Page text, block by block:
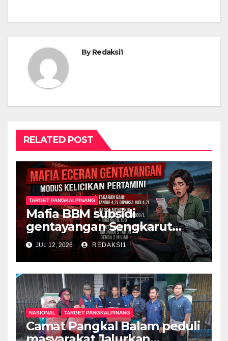
ByRedaksi1
RELATED POST
TARGET PANGKALPINANG
Mafia BBM subsidi
gentayangan Sengkarut
Pertalite Pertamini Jerat
Yamaha Gear 125, Konsumen
Diperas, Hukum Harus
Bertindak
JUL 12, 2026 REDAKSI1
NASIONAL TARGET PANGKALPINANG
Camat Pangkal Balam peduli